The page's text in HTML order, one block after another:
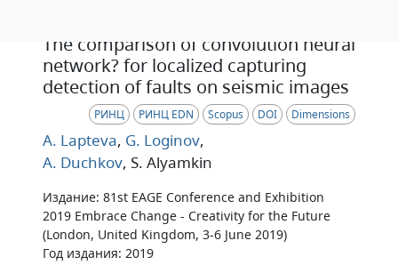
The comparison of convolution neural
network? for localized capturing
detection of faults on seismic images
РИНЦ РИНЦ EDN Scopus DOI Dimensions
A. Lapteva, G. Loginov,
A. Duchkov, S. Alyamkin
Издание: 81st EAGE Conference and Exhibition
2019 Embrace Change - Creativity for the Future
(London, United Kingdom, 3-6 June 2019)
Год издания: 2019